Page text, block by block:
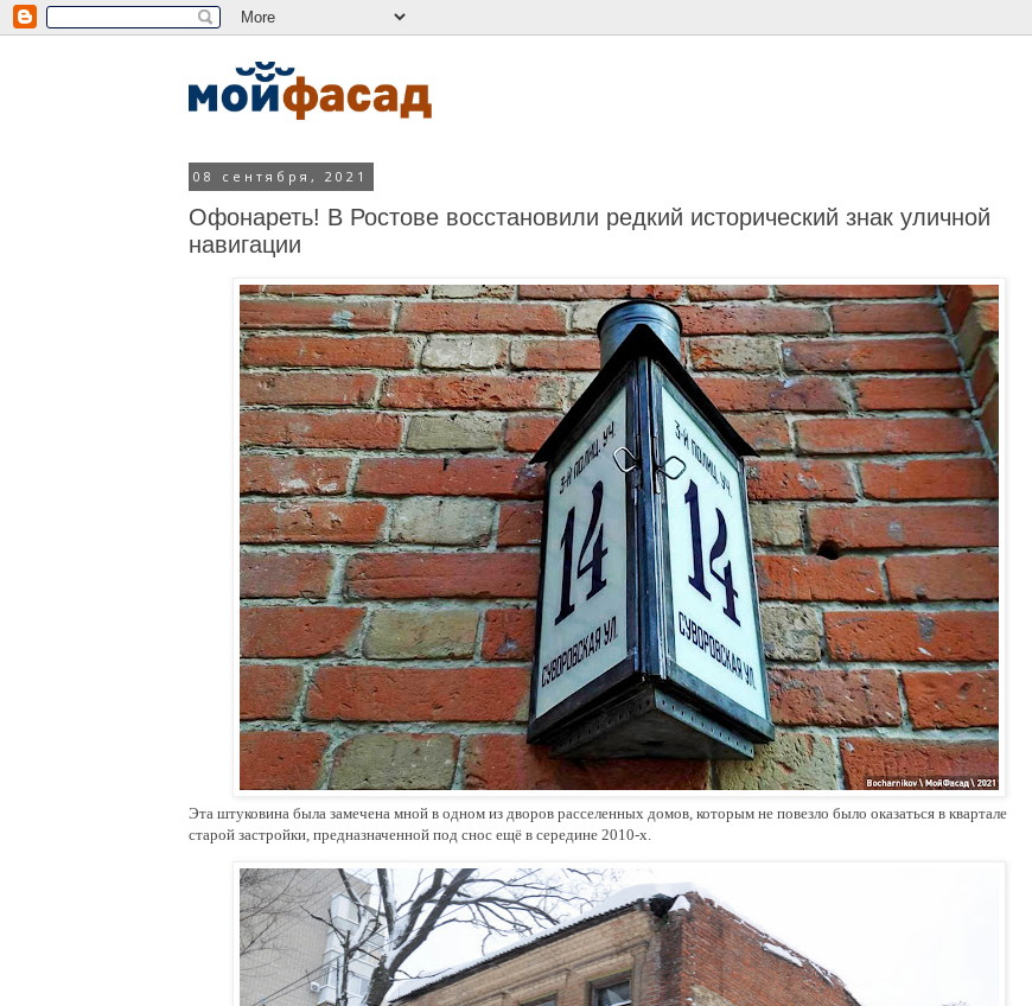
08 сентября, 2021
Офонареть! В Ростове восстановили редкий исторический знак уличной
навигации
Эта штуковина была замечена мной в одном из дворов расселенных домов, которым не повезло было оказаться в квартале
старой застройки, предназначенной под снос ещё в середине 2010-х.